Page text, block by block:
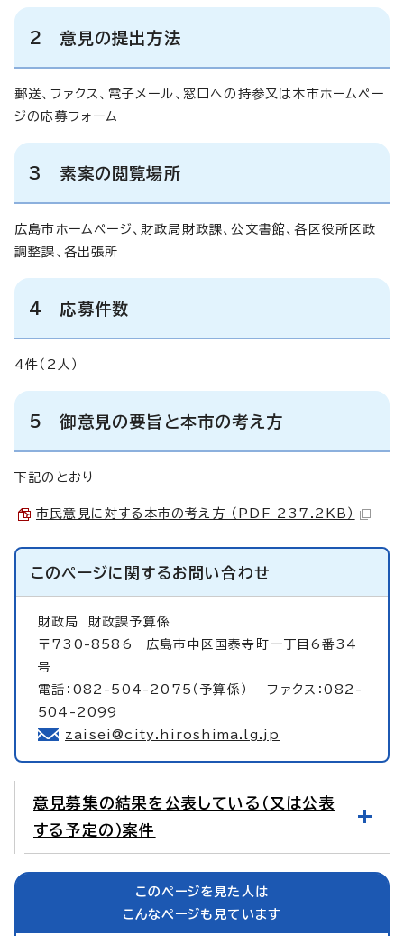
2 意見の提出方法
郵送、ファクス、電子メール、窓口への持参又は本市ホームペー
ジの応募フォーム
3 素案の閲覧場所
広島市ホームページ、財政局財政課、公文書館、各区役所区政
調整課、各出張所
4 応募件数
4件（2人）
5 御意見の要旨と本市の考え方
下記のとおり
市民意見に対する本市の考え方 （PDF 237.2KB）
このページに関するお問い合わせ
財政局
財政課予算係
〒730-8586 広島市中区国泰寺町一丁目6番34
号
電話：082-504-2075（予算係） ファクス：082-
504-2099
zaisei@city.hiroshima.lg.jp
意見募集の結果を公表している（又は公表
する予定の）案件
このページを見た人は
こんなページも見ています